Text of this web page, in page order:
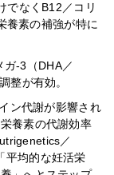
でなくB12／コリ
養素の補強が特に
ガ-3（DHA／
整が有効。
ン代謝が影響され
養素の代謝効率
／
平均的な妊活栄